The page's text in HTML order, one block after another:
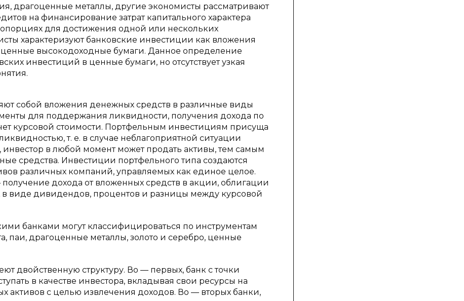
драгоценные металлы, другие экономисты рассматривают
на финансирование затрат капитального характера
для достижения одной или нескольких
характеризуют банковские инвестиции как вложения
высокодоходные бумаги. Данное определение
инвестиций в ценные бумаги, но отсутствует узкая
собой вложения денежных средств в различные виды
для поддержания ликвидности, получения дохода по
курсовой стоимости. Портфельным инвестициям присуща
т. е. в случае неблагоприятной ситуации
в любой момент может продать активы, тем самым
средства. Инвестиции портфельного типа создаются
различных компаний, управляемых как единое целое.
дохода от вложенных средств в акции, облигации
виде дивидендов, процентов и разницы между курсовой
банками могут классифицироваться по инструментам
паи, драгоценные металлы, золото и серебро, ценные
двойственную структуру. Во — первых, банк с точки
в качестве инвестора, вкладывая свои ресурсы на
активов с целью извлечения доходов. Во — вторых банки,